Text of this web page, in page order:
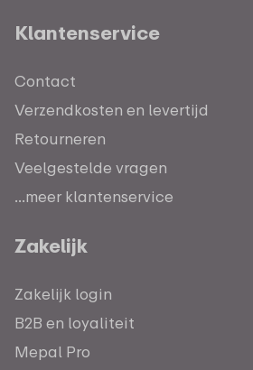
Klantenservice
Contact
Verzendkosten en levertijd
Retourneren
Veelgestelde vragen
...meer klantenservice
Zakelijk
Zakelijk login
B2B en loyaliteit
Mepal Pro